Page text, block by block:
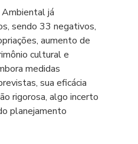
já
sendo 33 negativos,
aumento de
cultural e
medidas
sua eficácia
rigorosa, algo incerto
planejamento